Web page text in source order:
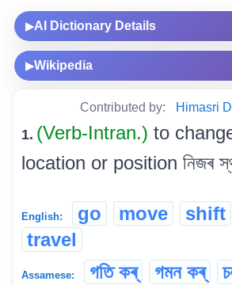
▶AI Dictionary Details
▶Wikipedia
Contributed by: Himasri
1. (Verb-Intran.) to
location or position নিজৰ
English: go move shift
travel
Assamese: গতি কৰ্ গমন কৰ্